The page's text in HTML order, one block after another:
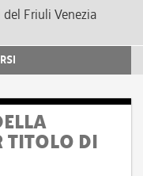
Friuli Venezia
TITOLO DI